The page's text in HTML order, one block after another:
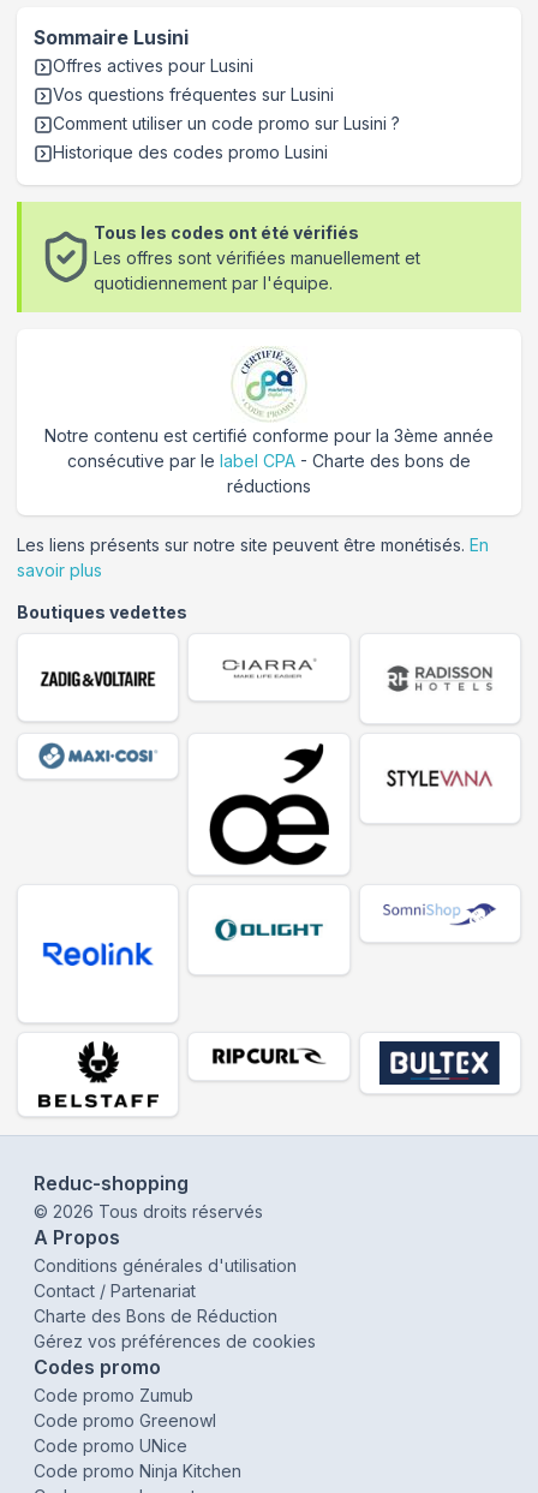
Sommaire Lusini
Offres actives pour Lusini
Vos questions fréquentes sur Lusini
Comment utiliser un code promo sur Lusini ?
Historique des codes promo Lusini
Tous les codes ont été vérifiés
Les offres sont vérifiées manuellement et
quotidiennement par l'équipe.
Notre contenu est certifié conforme pour la 3ème année
consécutive par le label CPA - Charte des bons de
réductions
Les liens présents sur notre site peuvent être monétisés. En
savoir plus
Boutiques vedettes
Reduc-shopping
© 2026 Tous droits réservés
A Propos
Conditions générales d'utilisation
Contact / Partenariat
Charte des Bons de Réduction
Gérez vos préférences de cookies
Codes promo
Code promo Zumub
Code promo Greenowl
Code promo UNice
Code promo Ninja Kitchen